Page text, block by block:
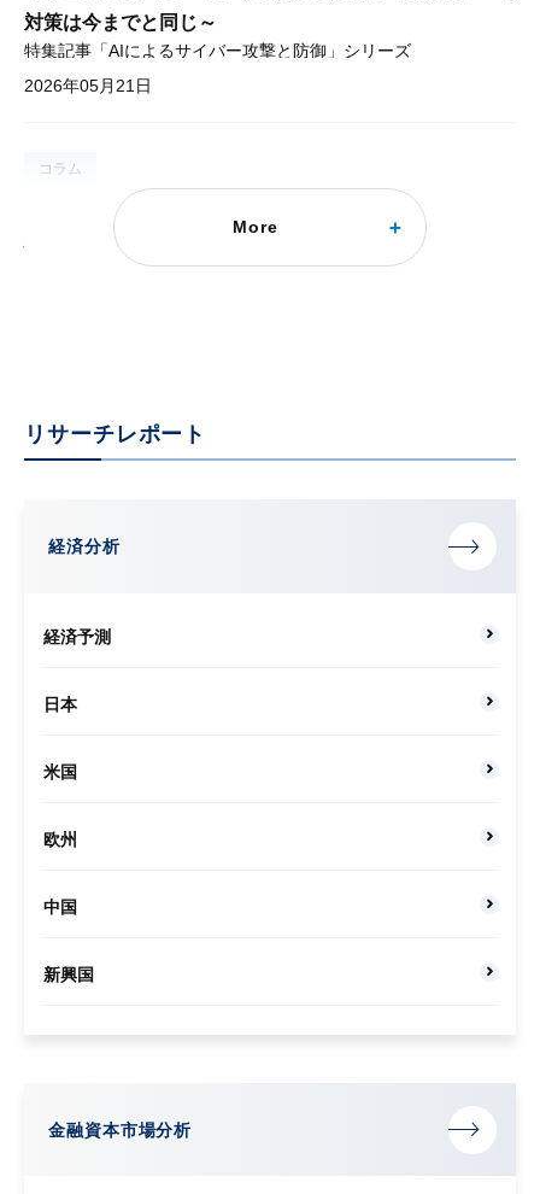
対策は今までと同じ～
特集記事「AIによるサイバー攻撃と防御」シリーズ
2026年05月21日
コラム
「未婚男性は極端に短命」というのは誤り～未婚男
性にとっても「年金の繰り下げ」は有用
More
リサーチレポート
経済分析
経済予測
日本
米国
欧州
中国
新興国
金融資本市場分析